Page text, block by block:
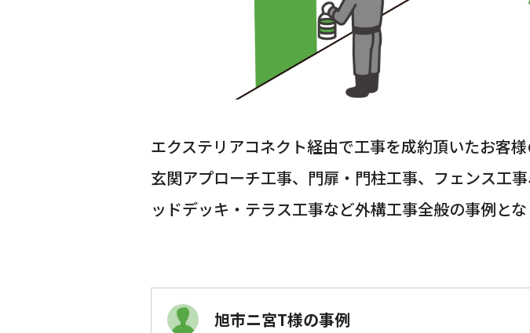
エクステリアコネクト経由で工事を成約頂いたお客様
玄関アプローチ工事、門扉・門柱工事、フェンス工
ッドデッキ・テラス工事など外構工事全般の事例とな
旭市ニ宮T様の事例